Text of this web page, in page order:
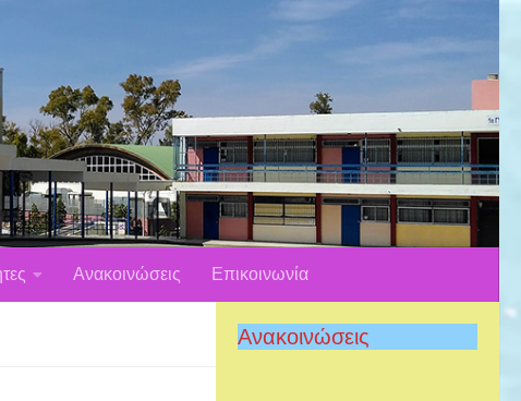
Ανακοινώσεις Επικοινωνία
Ανακοινώσεις